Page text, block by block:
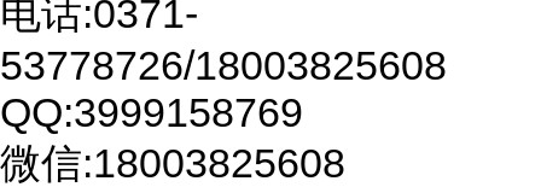
电话:0371-
53778726/18003825608
QQ:3999158769
微信:18003825608